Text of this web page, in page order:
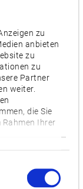
zu
anbieten
zu
zu
Partner
weiter.
die Sie
Ihrer